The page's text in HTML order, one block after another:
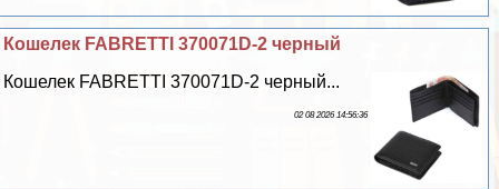
Кошелек FABRETTI 370071D-2 черный
Кошелек FABRETTI 370071D-2 черный...
02 08 2026 14:56:36